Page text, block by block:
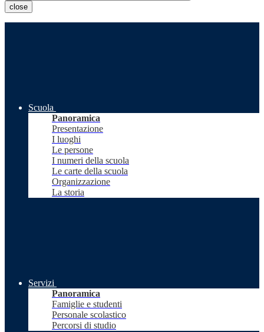
close
Scuola
Panoramica
Presentazione
I luoghi
Le persone
I numeri della scuola
Le carte della scuola
Organizzazione
La storia
Servizi
Panoramica
Famiglie e studenti
Personale scolastico
Percorsi di studio